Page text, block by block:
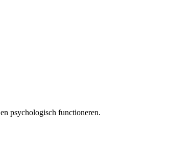
psychologisch functioneren.